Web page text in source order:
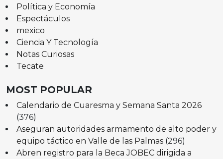
Política y Economía
Espectáculos
mexico
Ciencia Y Tecnología
Notas Curiosas
Tecate
MOST POPULAR
Calendario de Cuaresma y Semana Santa 2026
(376)
Aseguran autoridades armamento de alto poder y
equipo táctico en Valle de las Palmas (296)
Abren registro para la Beca JOBEC dirigida a